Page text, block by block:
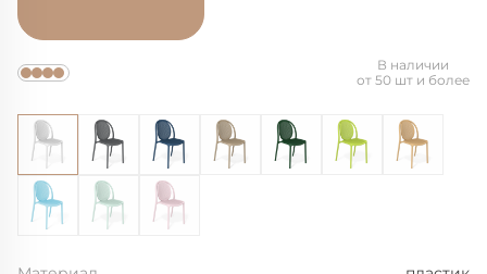
В наличии
от 50 шт и более